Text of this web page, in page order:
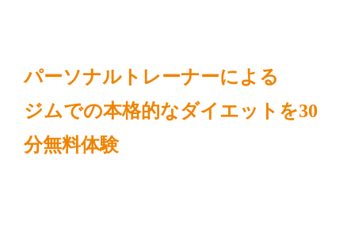
パーソナルトレーナーによる
ジムでの本格的なダイエットを30
分無料体験